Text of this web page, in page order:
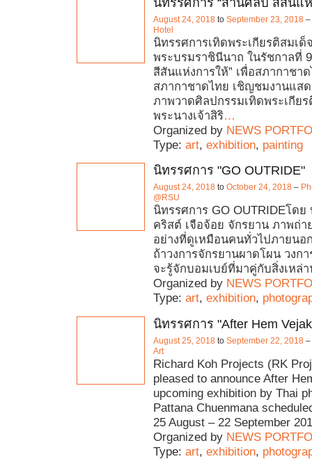
August 24, 2018 to September 23, 2018 –
Hotel
นิทรรศการเทิดพระเกียรติสมเด็
พระบรมราชินีนาถ ในรัชกาลที่
สีสันแห่งการให้” เพื่อสภากาชา
สภากาชาดไทย เชิญชมงานแส
ภาพวาดศิลปกรรมเทิดพระเกียร
พระนางเจ้าสิริ…
Organized by NEWS
Type: art, exhibition, painting
นิทรรศการ "GO OUTRIDE"
August 24, 2018 to October 24, 2018 –
@RSU
นิทรรศการ GO OUTRIDEโดย
คริสต์ เจือจ้อย จักรยาน ภาพถ่า
อย่างที่ดูเหมือนคนทั่วไปภายนอ
ถ้าวงการจักรยานผาดโผน วงก
จะรู้จักบอมเบย์ที่มาคู่กับสิ่งเหล่
Organized by NEWS
Type: art, exhibition,
นิทรรศการ "After Hem
August 25, 2018 to September 22, 2018 –
Art
Richard Koh Projects (RK
pleased to announce After
upcoming exhibition by Thai
Pattana Chuenmana
25 August – 22 September
Organized by NEWS
Type: art, exhibition,